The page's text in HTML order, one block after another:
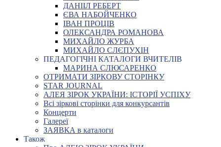
ДАНІІЛ РЕБЕРТ
ЄВА НАБОЙЧЕНКО
ІВАН ПРОЦІВ
ОЛЕКСАНДРА РОМАНОВА
МИХАЙЛО ЖУРБА
МИХАЙЛО СЛЄПУХІН
ПЕДАГОГІЧНІ КАТАЛОГИ ВЧИТЕЛІВ
МАРИНА СЛЮСАРЕНКО
ОТРИМАТИ ЗІРКОВУ СТОРІНКУ
STAR JOURNAL
АЛЕЯ ЗІРОК УКРАЇНИ: ІСТОРІЇ УСПІХУ
Всі зіркові сторінки для конкурсантів
Концерти
Галереї
ЗАЯВКА в каталоги
Також